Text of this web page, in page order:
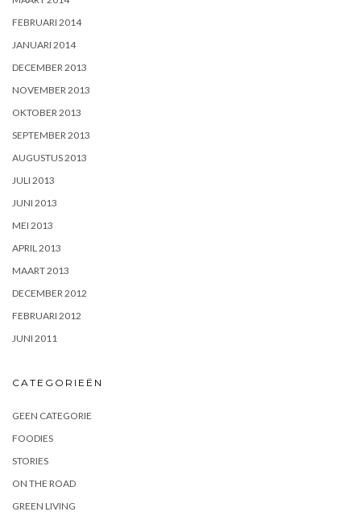
FEBRUARI 2014
JANUARI 2014
DECEMBER 2013
NOVEMBER 2013
OKTOBER 2013
SEPTEMBER 2013
AUGUSTUS 2013
JULI 2013
JUNI 2013
MEI 2013
APRIL 2013
MAART 2013
DECEMBER 2012
FEBRUARI 2012
JUNI 2011
CATEGORIEËN
GEEN CATEGORIE
FOODIES
STORIES
ON THE ROAD
GREEN LIVING